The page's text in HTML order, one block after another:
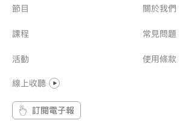
節目
課程
活動
線上收聽
訂閱電子報
關於我們
常見問題
使用條款